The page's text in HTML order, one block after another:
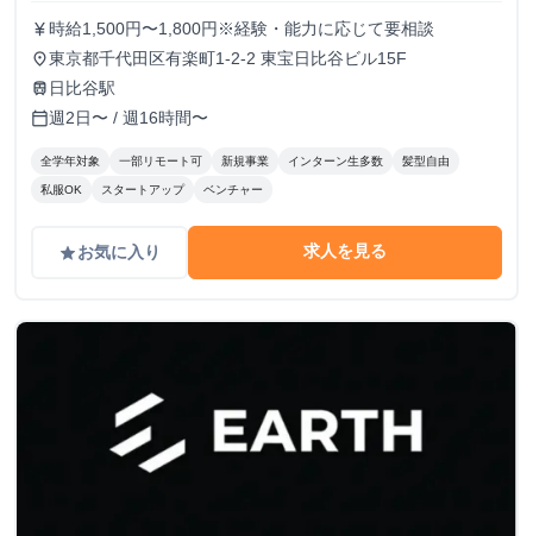
currency_yen 時給1,500円〜1,800円※経験・能力に応じて要相談
place東京都千代田区有楽町1-2-2 東宝日比谷ビル15F
train 日比谷駅
calendar_today週2日〜 / 週16時間〜
全学年対象 一部リモート可 新規事業 インターン生多数 髪型自由
私服OK スタートアップ ベンチャー
gradeお気に入り 求人を見る